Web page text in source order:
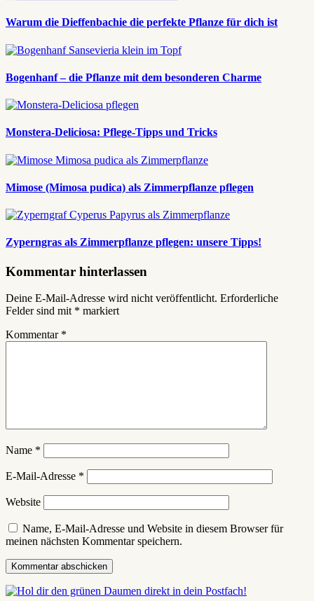
Warum die Dieffenbachie die perfekte Pflanze für dich ist
Bogenhanf – die Pflanze mit dem besonderen Charme
Monstera-Deliciosa: Pflege-Tipps und Tricks
Mimose (Mimosa pudica) als Zimmerpflanze pflegen
Zyperngras als Zimmerpflanze pflegen: unsere Tipps!
Kommentar hinterlassen
Deine E-Mail-Adresse wird nicht veröffentlicht. Erforderliche
Felder sind mit * markiert
Kommentar *
Name *
E-Mail-Adresse *
Website
Name, E-Mail-Adresse und Website in diesem Browser für
meinen nächsten Kommentar speichern.